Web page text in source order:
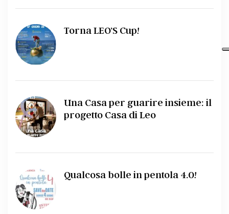
Torna LEO’S Cup!
Una Casa per guarire insieme: il
progetto Casa di Leo
Qualcosa bolle in pentola 4.0!